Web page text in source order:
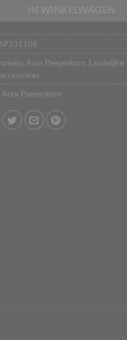
Aura Peeperkorn, Landelijke
Aura Peeperkorn